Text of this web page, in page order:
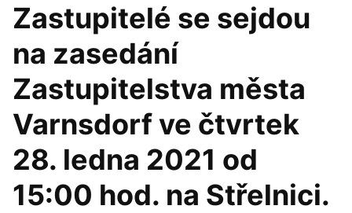
Zastupitelé se sejdou
na zasedání
Zastupitelstva města
Varnsdorf ve čtvrtek
28. ledna 2021 od
15:00 hod. na Střelnici.